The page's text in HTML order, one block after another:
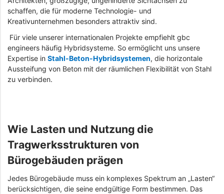
schaffen, die für moderne Technologie- und
Kreativunternehmen besonders attraktiv sind.
Für viele unserer internationalen Projekte empfiehlt gbc
engineers häufig Hybridsysteme. So ermöglicht uns unsere
Expertise in Stahl-Beton-Hybridsystemen, die horizontale
Aussteifung von Beton mit der räumlichen Flexibilität von Stahl
zu verbinden.
Wie Lasten und Nutzung die
Tragwerksstrukturen von
Bürogebäuden prägen
Jedes Bürogebäude muss ein komplexes Spektrum an „Lasten“
berücksichtigen, die seine endgültige Form bestimmen. Das